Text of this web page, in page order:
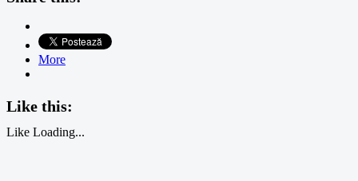
More
Like this:
Like Loading...